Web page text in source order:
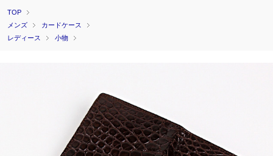
TOP
メンズ
カードケース
レディース
小物